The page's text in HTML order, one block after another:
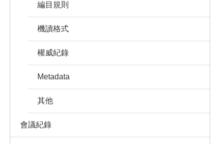
編目規則
機讀格式
權威紀錄
Metadata
其他
會議紀錄